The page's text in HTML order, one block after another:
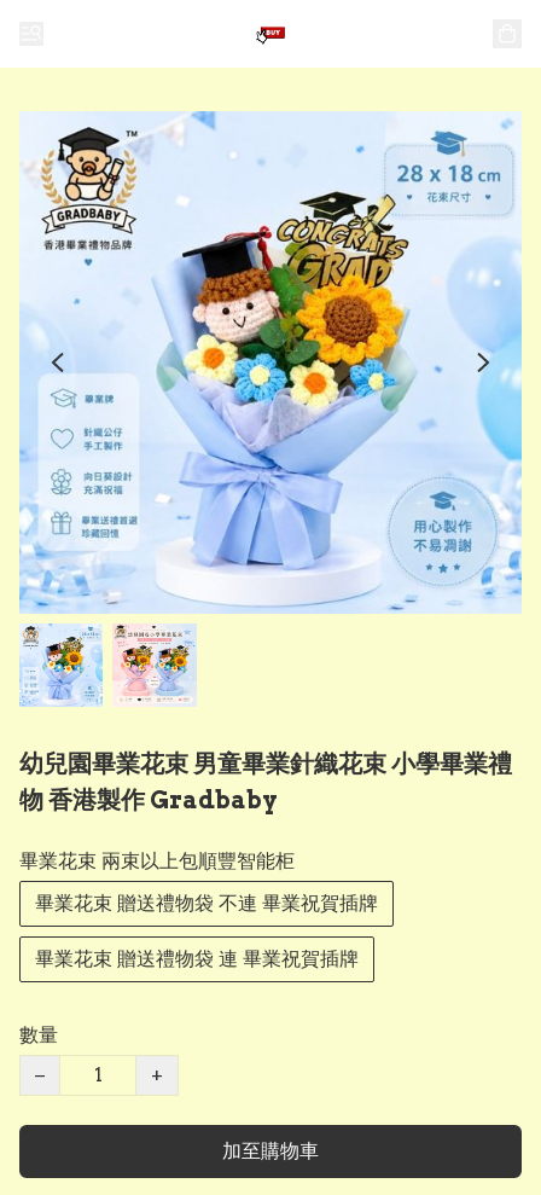
幼兒園畢業花束 男童畢業針織花束 小學畢業禮
物 香港製作 Gradbaby
畢業花束 兩束以上包順豐智能柜
畢業花束 贈送禮物袋 不連 畢業祝賀插牌
畢業花束 贈送禮物袋 連 畢業祝賀插牌
數量
−
+
加至購物車